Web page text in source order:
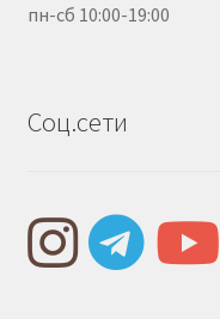
пн-сб 10:00-19:00
Соц.сети